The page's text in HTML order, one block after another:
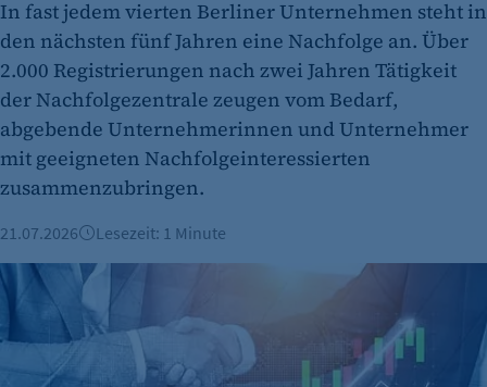
In fast jedem vierten Berliner Unternehmen steht in
den nächsten fünf Jahren eine Nachfolge an. Über
2.000 Registrierungen nach zwei Jahren Tätigkeit
der Nachfolgezentrale zeugen vom Bedarf,
abgebende Unternehmerinnen und Unternehmer
mit geeigneten Nachfolgeinteressierten
zusammenzubringen.
21.07.2026 Lesezeit: 1 Minute
Ein Stück vom Unternehmen: Start-ups setzen auf